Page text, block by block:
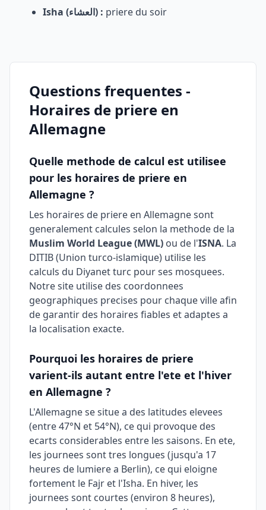
Isha (العشاء) : priere du soir
Questions frequentes -
Horaires de priere en
Allemagne
Quelle methode de calcul est utilisee
pour les horaires de priere en
Allemagne ?
Les horaires de priere en Allemagne sont
generalement calcules selon la methode de la
Muslim World League (MWL) ou de l'ISNA. La
DITIB (Union turco-islamique) utilise les
calculs du Diyanet turc pour ses mosquees.
Notre site utilise des coordonnees
geographiques precises pour chaque ville afin
de garantir des horaires fiables et adaptes a
la localisation exacte.
Pourquoi les horaires de priere
varient-ils autant entre l'ete et l'hiver
en Allemagne ?
L'Allemagne se situe a des latitudes elevees
(entre 47°N et 54°N), ce qui provoque des
ecarts considerables entre les saisons. En ete,
les journees sont tres longues (jusqu'a 17
heures de lumiere a Berlin), ce qui eloigne
fortement le Fajr et l'Isha. En hiver, les
journees sont courtes (environ 8 heures),